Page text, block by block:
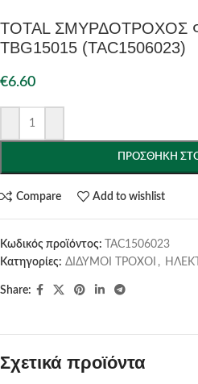
TOTAL ΣΜΥΡΔΟΤΡΟΧΟΣ
TBG15015 (TAC1506023)
€6.60
ΠΡΟΣΘΉΚΗ
Compare Add to wishlist
Κωδικός προϊόντος:
TAC1506023
Κατηγορίες: ΔΙΔΥΜΟΙ ΤΡΟΧΟΙ ,
Share:
Σχετικά προϊόντα